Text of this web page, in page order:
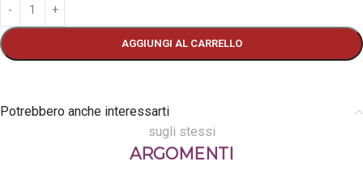
AGGIUNGI AL CARRELLO
Potrebbero anche interessarti
sugli stessi
ARGOMENTI